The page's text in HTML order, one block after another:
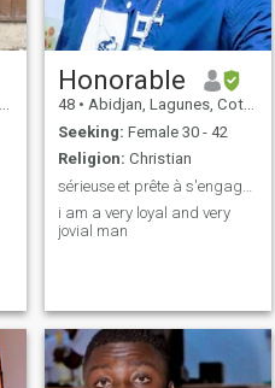
Honorable
48 • Abidjan, Lagunes, Cote d'Ivoire
Seeking: Female 30 - 42
Religion: Christian
i am a very loyal and very
jovial man